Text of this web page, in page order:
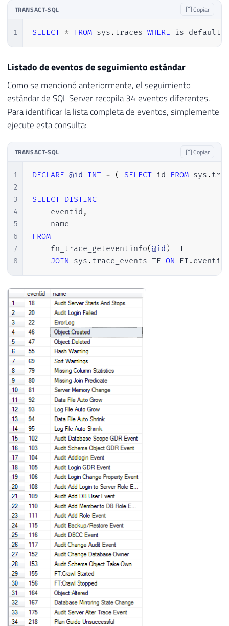
TRANSACT-SQL Copiar
1 SELECT * FROM sys . traces WHERE is_default
Listado de eventos de seguimiento estándar
Como se mencionó anteriormente, el seguimiento
estándar de SQL Server recopila 34 eventos diferentes.
Para identificar la lista completa de eventos, simplemente
ejecute esta consulta:
TRANSACT-SQL Copiar
1
2
3
4
5
6
7
8
DECLARE @id INT = ( SELECT id FROM sys .
SELECT DISTINCT
    eventid
,
FROM
    fn_trace_geteventinfo
(@id ) EI
JOIN sys . trace_events TE ON EI .